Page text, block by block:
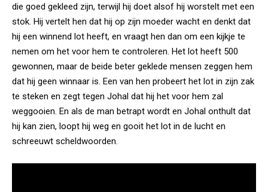
die goed gekleed zijn, terwijl hij doet alsof hij worstelt met een
stok. Hij vertelt hen dat hij op zijn moeder wacht en denkt dat
hij een winnend lot heeft, en vraagt hen dan om een kijkje te
nemen om het voor hem te controleren. Het lot heeft 500
gewonnen, maar de beide beter geklede mensen zeggen hem
dat hij geen winnaar is. Een van hen probeert het lot in zijn zak
te steken en zegt tegen Johal dat hij het voor hem zal
weggooien. En als de man betrapt wordt en Johal onthult dat
hij kan zien, loopt hij weg en gooit het lot in de lucht en
schreeuwt scheldwoorden.